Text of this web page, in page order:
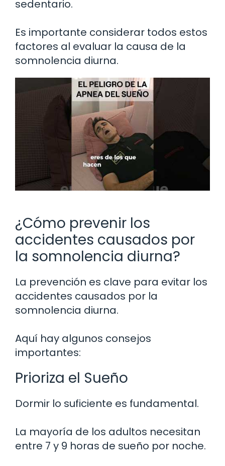
sedentario.
Es importante considerar todos estos
factores al evaluar la causa de la
somnolencia diurna.
¿Cómo prevenir los
accidentes causados por
la somnolencia diurna?
La prevención es clave para evitar los
accidentes causados por la
somnolencia diurna.
Aquí hay algunos consejos
importantes:
Prioriza el Sueño
Dormir lo suficiente es fundamental.
La mayoría de los adultos necesitan
entre 7 y 9 horas de sueño por noche.